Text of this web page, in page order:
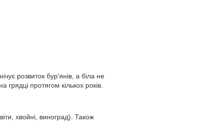
розвиток бур'янів, а біла не
протягом кількох років.
хвойні, виноград). Також